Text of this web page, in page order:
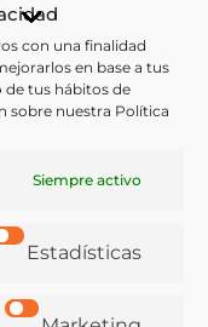
con una finalidad
en base a tus
de tus hábitos de
sobre nuestra Política
Siempre activo
Estadísticas
y pesquerías
de la Historia,